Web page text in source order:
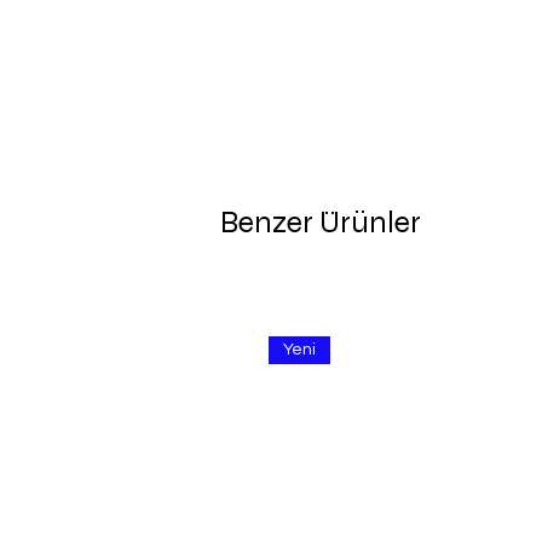
Benzer Ürünler
Yeni